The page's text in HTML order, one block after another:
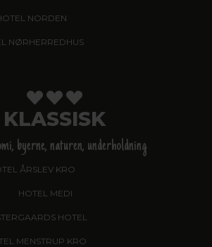
NORDEN
NØRHERREDHUS, NORDBORG
KLASSISK
byerne, naturen, underholdning
ÅRSLEV KRO
HOTEL MEDI
HOTEL
MENSTRUP KRO